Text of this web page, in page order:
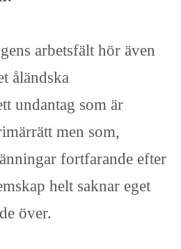
arbetsfält hör även
åländska
undantag som är
men som,
fortfarande efter
helt saknar eget
över.